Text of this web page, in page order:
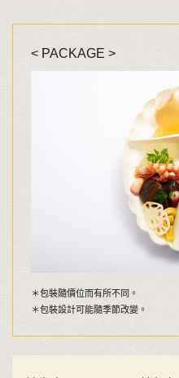
< PACKAGE >
＊包裝隨價位而有所不同。
＊包裝設計可能隨季節改變。